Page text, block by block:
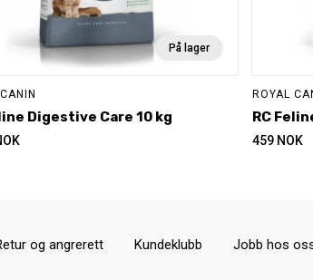
På lager
Digestive Care 10 kg
ROYAL
RC
459 NOK
og angrerett Kundeklubb Jobb hos